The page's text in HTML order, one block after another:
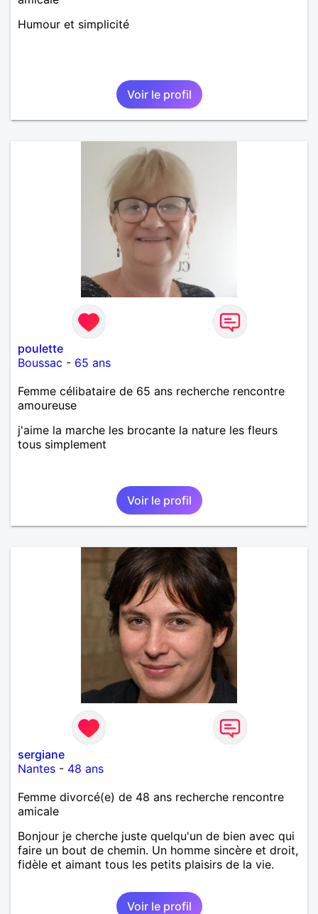
Humour et simplicité
Voir le profil
poulette
Boussac - 65 ans
Femme célibataire de 65 ans recherche rencontre
amoureuse
j'aime la marche les brocante la nature les fleurs
tous simplement
Voir le profil
sergiane
Nantes - 48 ans
Femme divorcé(e) de 48 ans recherche rencontre
amicale
Bonjour je cherche juste quelqu'un de bien avec qui
faire un bout de chemin. Un homme sincère et droit,
fidèle et aimant tous les petits plaisirs de la vie.
Voir le profil